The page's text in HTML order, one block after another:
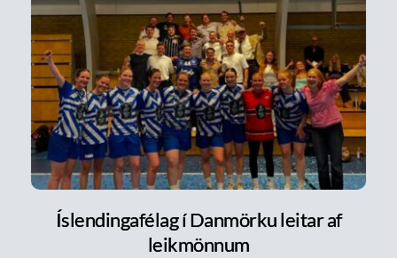
Íslendingafélag í Danmörku leitar af
leikmönnum